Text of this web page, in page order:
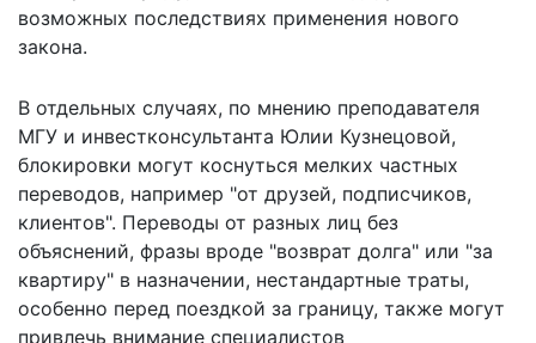
возможных последствиях применения нового
закона.
В отдельных случаях, по мнению преподавателя
МГУ и инвестконсультанта Юлии Кузнецовой,
блокировки могут коснуться мелких частных
переводов, например "от друзей, подписчиков,
клиентов". Переводы от разных лиц без
объяснений, фразы вроде "возврат долга" или "за
квартиру" в назначении, нестандартные траты,
особенно перед поездкой за границу, также могут
привлечь внимание специалистов